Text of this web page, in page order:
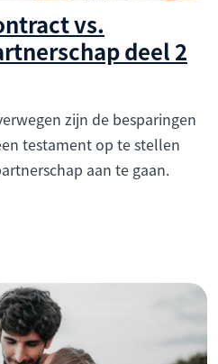
vs.
deel 2
zijn de besparingen
testament op te stellen
aan te gaan.